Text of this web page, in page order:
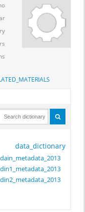
data_dictionary
dain_metadata_2013